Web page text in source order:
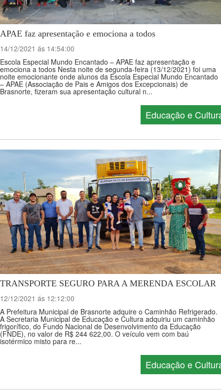
APAE faz apresentação e emociona a todos
14/12/2021 ás 14:54:00
Escola Especial Mundo Encantado – APAE faz apresentação e
emociona a todos Nesta noite de segunda-feira (13/12/2021) foi uma
noite emocionante onde alunos da Escola Especial Mundo Encantado
– APAE (Associação de Pais e Amigos dos Excepcionais) de
Brasnorte, fizeram sua apresentação cultural n...
Educação e
TRANSPORTE SEGURO PARA A MERENDA ESCOLAR
12/12/2021 ás 12:12:00
A Prefeitura Municipal de Brasnorte adquire o Caminhão Refrigerado.
A Secretaria Municipal de Educação e Cultura adquiriu um caminhão
frigorífico, do Fundo Nacional de Desenvolvimento da Educação
(FNDE), no valor de R$ 244 622,00. O veículo vem com baú
isotérmico misto para re...
Educação e